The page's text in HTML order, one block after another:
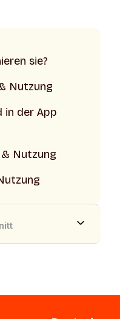
sie?
Nutzung
in der App
Nutzung